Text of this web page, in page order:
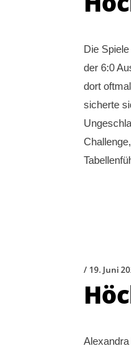
Die
der 6:0
dort
sicherte
19. Juni